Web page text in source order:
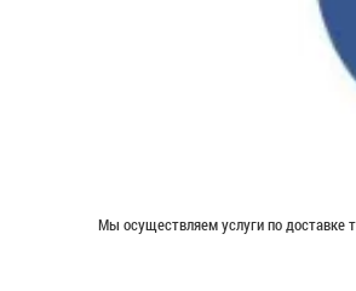
Мы осуществляем услуги по доставке